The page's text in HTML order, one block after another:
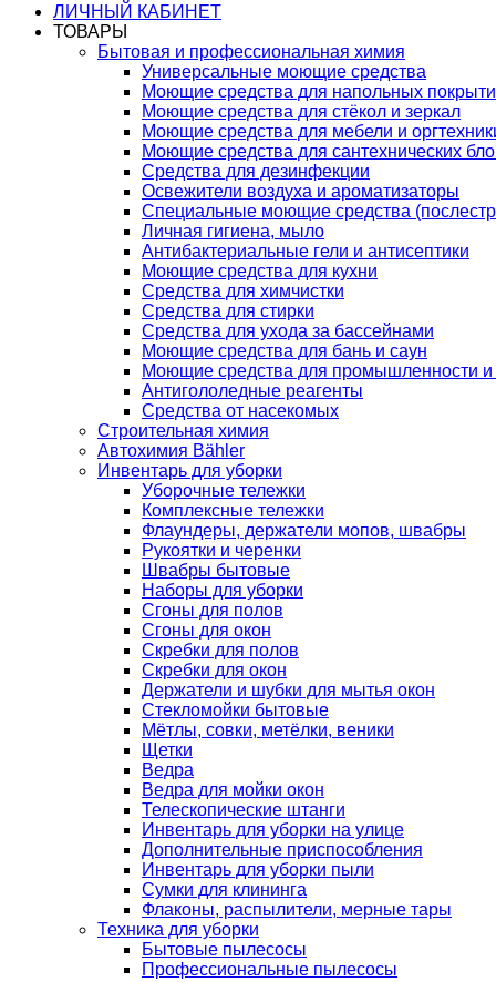
ЛИЧНЫЙ КАБИНЕТ
ТОВАРЫ
Бытовая и профессиональная химия
Универсальные моющие средства
Моющие средства для напольных
Моющие средства для стёкол и зеркал
Моющие средства для мебели и
Моющие средства для сантехнических
Средства для дезинфекции
Освежители воздуха и ароматизаторы
Специальные моющие средства
Личная гигиена, мыло
Антибактериальные гели и антисептики
Моющие средства для кухни
Средства для химчистки
Средства для стирки
Средства для ухода за бассейнами
Моющие средства для бань и саун
Моющие средства для промышленности и
Антигололедные реагенты
Средства от насекомых
Строительная химия
Автохимия Bähler
Инвентарь для уборки
Уборочные тележки
Комплексные тележки
Флаундеры, держатели мопов, швабры
Рукоятки и черенки
Швабры бытовые
Наборы для уборки
Сгоны для полов
Сгоны для окон
Скребки для полов
Скребки для окон
Держатели и шубки для мытья окон
Стекломойки бытовые
Мётлы, совки, метёлки, веники
Щетки
Ведра
Ведра для мойки окон
Телескопические штанги
Инвентарь для уборки на улице
Дополнительные приспособления
Инвентарь для уборки пыли
Сумки для клининга
Флаконы, распылители, мерные тары
Техника для уборки
Бытовые пылесосы
Профессиональные пылесосы